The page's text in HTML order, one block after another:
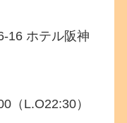
16 ホテル阪神
L.O22:30）